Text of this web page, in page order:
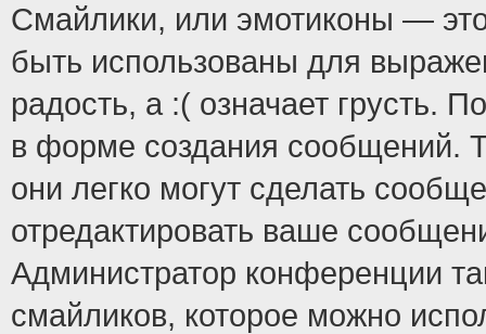
Смайлики, или эмотиконы —
быть использованы для
радость, а :( означает грусть.
в форме создания сообщений.
они легко могут сделать
отредактировать ваше
Администратор конференции
смайликов, которое можно